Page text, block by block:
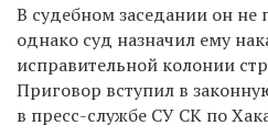
В судебном заседании он не
однако суд назначил ему
исправительной колонии
Приговор вступил в
в пресс-службе СУ СК по